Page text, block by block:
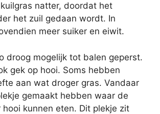
natter, doordat het
het zuil gedaan wordt. In
meer suiker en eiwit.
droog mogelijk tot balen geperst.
gek op hooi. Soms hebben
aan wat droger gras. Vandaar
gemaakt hebben waar de
hooi kunnen eten. Dit plekje zit